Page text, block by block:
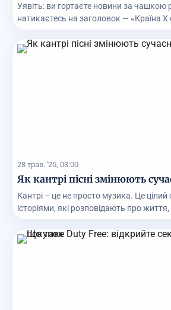
Уявіть: ви гортаєте новини за чашкою
натикаєтесь на заголовок — «Країна Х
28 трав. '25, 03:00
Як кантрі пісні змінюють
Кантрі – це не просто музика. Це цілий
історіями, які розповідають про